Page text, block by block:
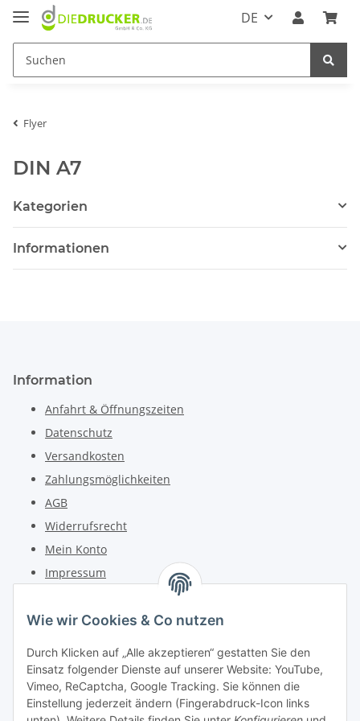
DE
Flyer
DIN A7
Wie wir Cookies & Co nutzen
Durch Klicken auf „Alle akzeptieren“ gestatten Sie den
Einsatz folgender Dienste auf unserer Website: YouTube,
Vimeo, ReCaptcha, Google Tracking. Sie können die
Einstellung jederzeit ändern (Fingerabdruck-Icon links
Kategorien
Informationen
Information
Anfahrt & Öffnungszeiten
Datenschutz
Versandkosten
Zahlungsmöglichkeiten
AGB
Widerrufsrecht
Mein Konto
Impressum
Telefon: +49 (0) 6162 5554
Fax: +49 (0) 6162 5220
Email: info@diedrucker.de